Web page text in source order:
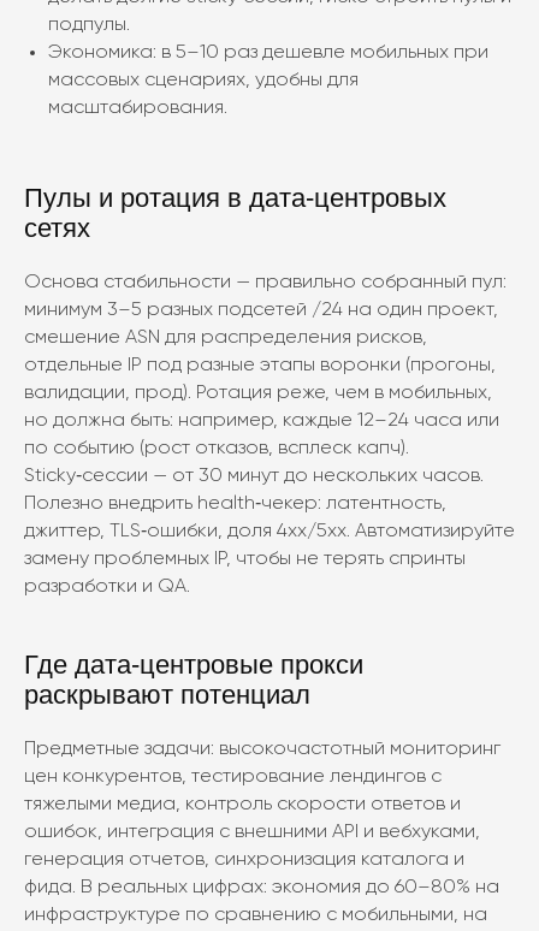
подпулы.
Экономика: в 5–10 раз дешевле мобильных при
массовых сценариях, удобны для
масштабирования.
Пулы и ротация в дата‑центровых
сетях
Основа стабильности — правильно собранный пул:
минимум 3–5 разных подсетей /24 на один проект,
смешение ASN для распределения рисков,
отдельные IP под разные этапы воронки (прогоны,
валидации, прод). Ротация реже, чем в мобильных,
но должна быть: например, каждые 12–24 часа или
по событию (рост отказов, всплеск капч).
Sticky‑сессии — от 30 минут до нескольких часов.
Полезно внедрить health‑чекер: латентность,
джиттер, TLS‑ошибки, доля 4xx/5xx. Автоматизируйте
замену проблемных IP, чтобы не терять спринты
разработки и QA.
Где дата‑центровые прокси
раскрывают потенциал
Предметные задачи: высокочастотный мониторинг
цен конкурентов, тестирование лендингов с
тяжелыми медиа, контроль скорости ответов и
ошибок, интеграция с внешними API и вебхуками,
генерация отчетов, синхронизация каталога и
фида. В реальных цифрах: экономия до 60–80% на
инфраструктуре по сравнению с мобильными, на